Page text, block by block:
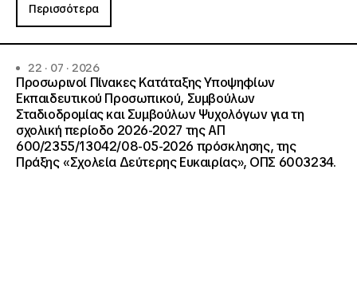
Περισσότερα
22 · 07 · 2026
Προσωρινοί Πίνακες Κατάταξης Υποψηφίων
Εκπαιδευτικού Προσωπικού, Συμβούλων
Σταδιοδρομίας και Συμβούλων Ψυχολόγων για τη
σχολική περίοδο 2026-2027 της ΑΠ
600/2355/13042/08-05-2026 πρόσκλησης, της
Πράξης «Σχολεία Δεύτερης Ευκαιρίας», ΟΠΣ 6003234.